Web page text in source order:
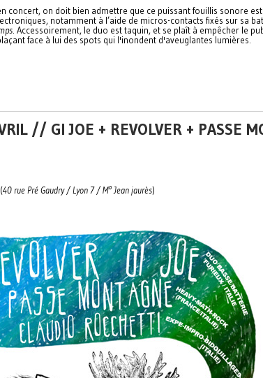
concert, on doit bien admettre que ce puissant fouillis sonore
notamment à l’aide de micros-contacts fixés sur sa
. Accessoirement, le duo est taquin, et se plaît à empêcher le
face à lui des spots qui l'inondent d'aveuglantes lumières.
// GI JOE + REVOLVER + PASSE
40 rue Pré Gaudry / Lyon 7 / M° Jean jaurès)